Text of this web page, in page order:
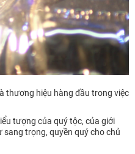
là thương hiệu hàng đầu trong việc
tượng của quý tộc, của giới
sang trọng, quyền quý cho chủ